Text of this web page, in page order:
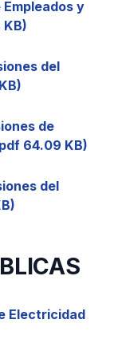
y
del
de
64.09 KB)
del
Electricidad